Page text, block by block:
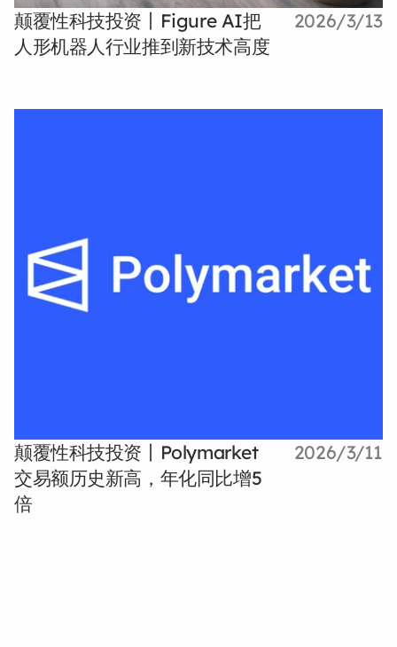
颠覆性科技投资丨Figure AI把
人形机器人行业推到新技术高度
2026/3/13
颠覆性科技投资丨Polymarket
交易额历史新高，年化同比增5
倍
2026/3/11